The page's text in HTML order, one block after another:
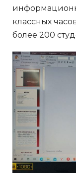
классных
более 200